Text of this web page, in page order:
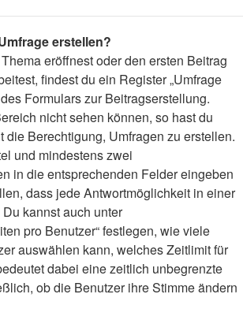
erstellen?
eröffnest oder den ersten Beitrag
findest du ein Register „Umfrage
Formulars zur Beitragserstellung.
nicht sehen können, so hast du
die Berechtigung, Umfragen zu erstellen.
und mindestens zwei
in die entsprechenden Felder eingeben
dass jede Antwortmöglichkeit in einer
kannst auch unter
pro Benutzer“ festlegen, wie viele
auswählen kann, welches Zeitlimit für
dabei eine zeitlich unbegrenzte
ob die Benutzer ihre Stimme ändern